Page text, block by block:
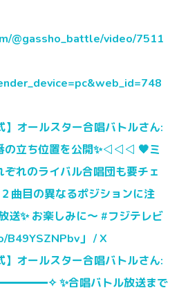
@gassho_battle/video/7511
オールスター合唱バトルさん:
立ち位置を公開✨◁◁◁ 🖤ミ
れのライバル合唱団も要チェ
送✨ お楽しみに〜 #フジテレビ
B49YSZNPbv」 / X
オールスター合唱バトルさん:
✨合唱バトル放送まで